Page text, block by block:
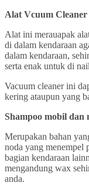
Alat Vcuum Cleaner
Alat ini merauapak
di dalam kendaraan
dalam kendaraan,
serta enak untuk di
Vacuum cleaner ini
kering ataupun yang
Shampoo mobil dan
Merupakan bahan
noda yang menempel
bagian kendaraan
mengandung wax
anda.